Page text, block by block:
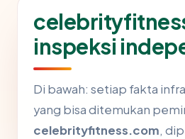
inspeksi
Di bawah: setiap fakta
yang bisa ditemukan
celebrityfitness.com,